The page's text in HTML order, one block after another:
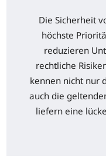
Die Sicherheit
höchste
reduzieren
rechtliche
kennen nicht nur
auch die
liefern eine